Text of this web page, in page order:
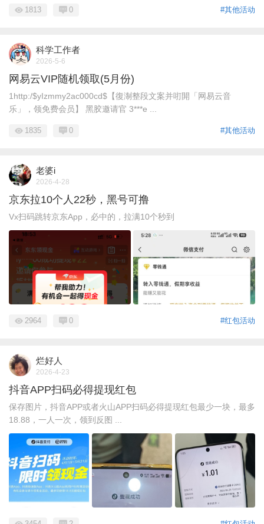
#其他活动
1813 0
科学工作者
2026-5-6
网易云VIP随机领取(5月份)
1http:/$yIzmmy2ac000cd$【復淛整段文案并咑閞「网易云音
乐」，领免费会员】 黑胶邀请官 3***e ...
#其他活动
1835 0
老婆i
2026-4-28
京东拉10个人22秒，黑号可撸
Vx扫码跳转京东App，必中的，拉满10个秒到
#红包活动
2964 0
烂好人
2026-4-23
抖音APP扫码必得提现红包
保存图片，抖音APP或者火山APP扫码必得提现红包最少一块，最多
18.88，一人一次，领到反图 ...